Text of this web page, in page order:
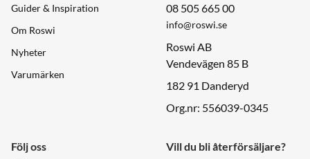
Guider & Inspiration
Om Roswi
Nyheter
Varumärken
08 505 665 00
info@roswi.se
Roswi AB
Vendevägen 85 B
182 91 Danderyd
Org.nr: 556039-0345
Följ oss
Vill du bli återförsäljare?